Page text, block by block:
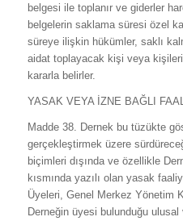
belgesi ile toplanır ve giderler
belgelerin saklama süresi özel
süreye ilişkin hükümler, saklı
aidat toplayacak kişi veya
kararla belirler.
YASAK VEYA İZNE BAĞLI
Madde 38. Dernek bu tüzükte
gerçekleştirmek üzere
biçimleri dışında ve özellikle
kısmında yazılı olan yasak
Üyeleri, Genel Merkez Yönetim
Derneğin üyesi bulunduğu ulusal